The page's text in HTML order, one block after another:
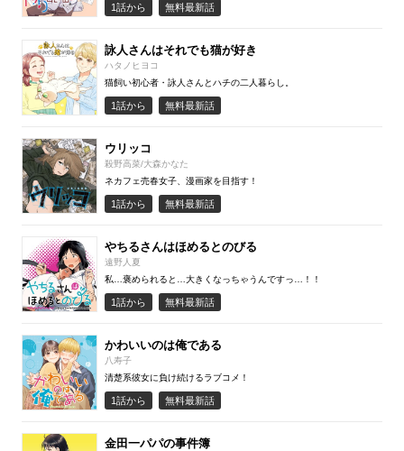
1話から 無料最新話
詠人さんはそれでも猫が好き
ハタノヒヨコ
猫飼い初心者・詠人さんとハチの二人暮らし。
1話から 無料最新話
ウリッコ
殺野高菜/大森かなた
ネカフェ売春女子、漫画家を目指す！
1話から 無料最新話
やちるさんはほめるとのびる
遠野人夏
私…褒められると…大きくなっちゃうんですっ…！！
1話から 無料最新話
かわいいのは俺である
八寿子
清楚系彼女に負け続けるラブコメ！
1話から 無料最新話
金田一パパの事件簿